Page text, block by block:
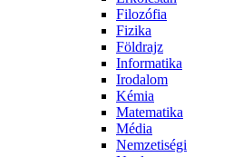
Filozófia
Fizika
Földrajz
Informatika
Irodalom
Kémia
Matematika
Média
Nemzetiségi